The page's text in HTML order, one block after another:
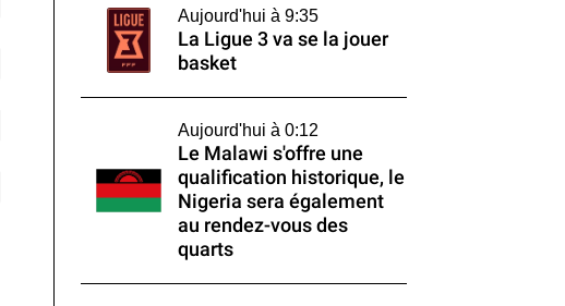
Aujourd'hui à 9:35
La Ligue 3 va se la jouer
basket
Aujourd'hui à 0:12
Le Malawi s'offre une
qualification historique, le
Nigeria sera également
au rendez-vous des
quarts